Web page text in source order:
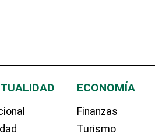
ECONOMÍA
Finanzas
Turismo